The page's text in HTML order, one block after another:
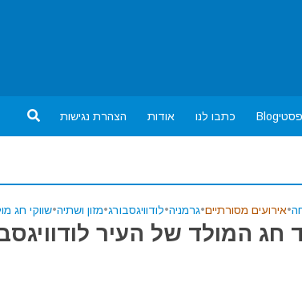
פסטיBlog כתבו לנו אודות הצהרת נגישות
•אירועים מסורתיים•גרמניה•לודוויגסבורג•מזון ושתיה•שווקי חג
חג המולד של העיר